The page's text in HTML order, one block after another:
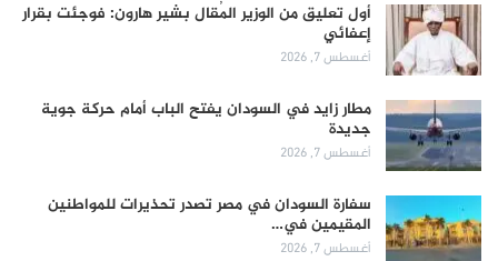
أول تعليق من الوزير المُقال بشير هارون: فوجئت بقرار
إعفائي
أغسطس 7, 2026
مطار زايد في السودان يفتح الباب أمام حركة جوية
جديدة
أغسطس 7, 2026
سفارة السودان في مصر تصدر تحذيرات للمواطنين
المقيمين في…
أغسطس 7, 2026